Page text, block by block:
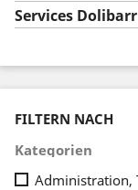
Services Dolibarr
FILTERN NACH
Kategorien